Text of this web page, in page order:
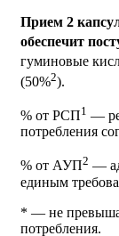
Прием 2
обеспечит
гуминовые
(50%2).
% от РСП1 —
потребления
% от АУП2 —
единым
* — не
потребления.